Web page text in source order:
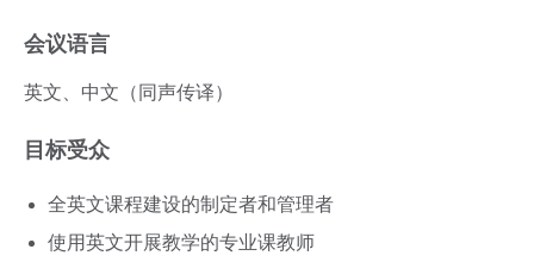
会议语言
英文、中文（同声传译）
目标受众
全英文课程建设的制定者和管理者
使用英文开展教学的专业课教师